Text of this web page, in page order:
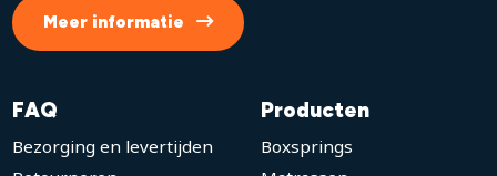
Meer informatie
FAQ
Bezorging en levertijden
Producten
Boxsprings